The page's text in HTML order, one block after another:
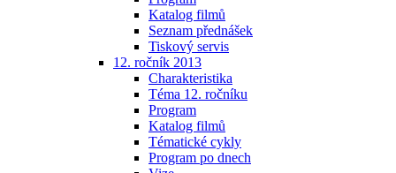
Katalog filmů
Seznam přednášek
Tiskový servis
12. ročník 2013
Charakteristika
Téma 12. ročníku
Program
Katalog filmů
Tématické cykly
Program po dnech